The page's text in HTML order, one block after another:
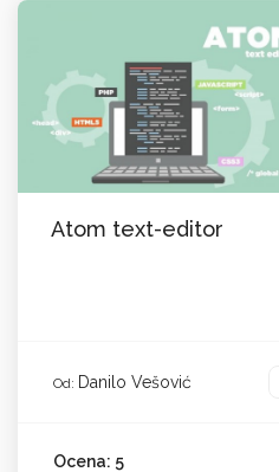
Atom text-editor
Od: Danilo Vešović
Ocena: 5